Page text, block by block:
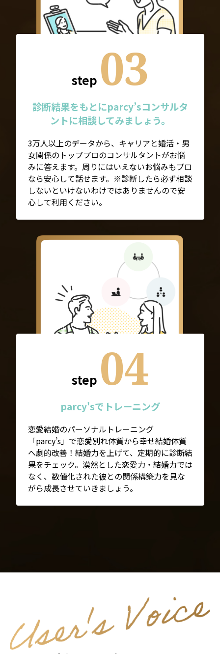
step 03
診断結果をもとにparcy’sコンサルタ
ントに相談してみましょう。
3万人以上のデータから、キャリアと婚活・男
女関係のトッププロのコンサルタントがお悩
みに答えます。周りにはいえないお悩みもプロ
なら安心して話せます。※診断したら必ず相談
しないといけないわけではありませんので安
心して利用ください。
step 04
parcy'sでトレーニング
恋愛結婚のパーソナルトレーニング
「parcy’s」で恋愛別れ体質から幸せ結婚体質
へ劇的改善！結婚力を上げて、定期的に診断結
果をチェック。漠然とした恋愛力・結婚力では
なく、数値化された彼との関係構築力を見な
がら成長させていきましょう。